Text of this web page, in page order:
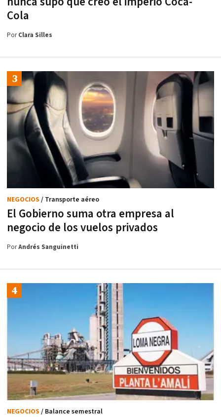
Cola
PorClara Silles
El Gobierno suma otra empresa al
negocio de los vuelos privados
NEGOCIOS / Transporte aéreo
PorAndrés Sanguinetti
NEGOCIOS / Balance semestral